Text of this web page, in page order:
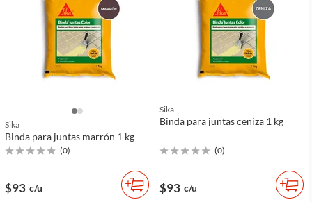
Sika
Binda para juntas marrón 1 kg
(0)
$93 c/u
Sika
Binda para juntas ceniza 1 kg
(0)
$93 c/u